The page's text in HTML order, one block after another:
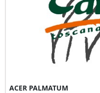
ACER PALMATUM